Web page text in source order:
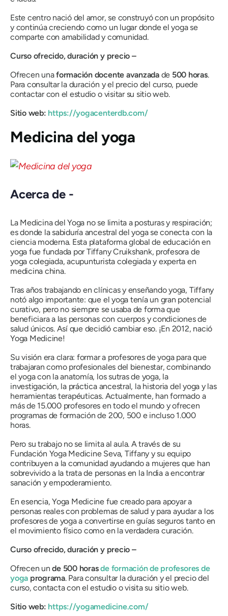
Este centro nació del amor, se construyó con un propósito
y continúa creciendo como un lugar donde el yoga se
comparte con amabilidad y comunidad.
Curso ofrecido, duración y precio –
Ofrecen unaformación docente avanzadade 500 horas.
Para consultar la duración y el precio del curso, puede
contactar con el estudio o visitar su sitio web.
Sitio web: https://yogacenterdb.com/
Medicina del yoga
Acerca de -
La Medicina del Yoga no se limita a posturas y respiración;
es donde la sabiduría ancestral del yoga se conecta con la
ciencia moderna. Esta plataforma global de educación en
yoga fue fundada por Tiffany Cruikshank, profesora de
yoga colegiada, acupunturista colegiada y experta en
medicina china.
Tras años trabajando en clínicas y enseñando yoga, Tiffany
notó algo importante: que el yoga tenía un gran potencial
curativo, pero no siempre se usaba de forma que
beneficiara a las personas con cuerpos y condiciones de
salud únicos. Así que decidió cambiar eso. ¡En 2012, nació
Yoga Medicine!
Su visión era clara: formar a profesores de yoga para que
trabajaran como profesionales del bienestar, combinando
el yoga con la anatomía, los sutras de yoga, la
investigación, la práctica ancestral, la historia del yoga y las
herramientas terapéuticas. Actualmente, han formado a
más de 15.000 profesores en todo el mundo y ofrecen
programas de formación de 200, 500 e incluso 1.000
horas.
Pero su trabajo no se limita al aula. A través de su
Fundación Yoga Medicine Seva, Tiffany y su equipo
contribuyen a la comunidad ayudando a mujeres que han
sobrevivido a la trata de personas en la India a encontrar
sanación y empoderamiento.
En esencia, Yoga Medicine fue creado para apoyar a
personas reales con problemas de salud y para ayudar a los
profesores de yoga a convertirse en guías seguros tanto en
el movimiento físico como en la verdadera curación.
Curso ofrecido, duración y precio –
Ofrecen unde 500 horasde formación de profesores de
yoga programa. Para consultar la duración y el precio del
curso, contacta con el estudio o visita su sitio web.
Sitio web: https://yogamedicine.com/